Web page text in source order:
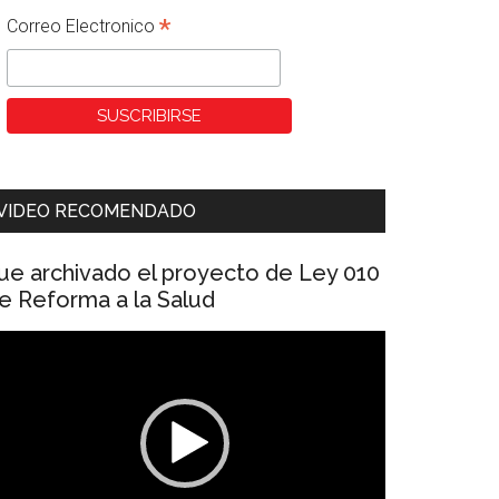
Correo Electronico *
RECOMENDADO
archivado el proyecto de Ley 010
Reforma a la Salud